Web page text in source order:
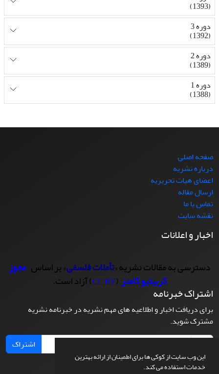
این وب سایت از کوکی ها برای اطمینان از ارائه بهترین
خدمات استفاده می کند.
(1393)
دوره 3
(1392)
دوره 2
(1389)
دوره 1
(1388)
صفحه اصلی
درباره نشریه
اعضای هیات تحریریه
ارسال مقاله
تماس با ما
نقشه سایت
اخبار و اعلانات
دسترسی به مقالات نشریه «تأملات فلسفی» بر اساس مجوز
کرییتیو کامنز(
CC BY) آزاد است.
اشتراک خبرنامه
برای دریافت اخبار و اطلاعیه های مهم نشریه در خبرنامه نشریه
مشترک شوید.
اشتراک